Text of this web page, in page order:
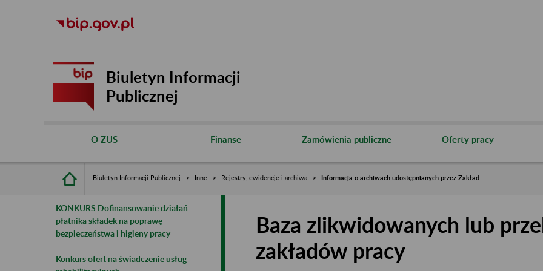
Biuletyn Informacji
Publicznej
O ZUS Finanse Zamówienia publiczne Oferty pracy
Biuletyn Informacji Publicznej Inne Rejestry, ewidencje i archiwa Informacja o archiwach udostępnianych przez Zakład
KONKURS Dofinansowanie działań
płatnika składek na poprawę
bezpieczeństwa i higieny pracy
Konkurs ofert na świadczenie usług
Baza zlikwidowanych lub
zakładów pracy